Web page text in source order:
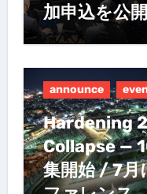
加申込を公開
announce
Hardening
Collapse —
集開始 / 7月